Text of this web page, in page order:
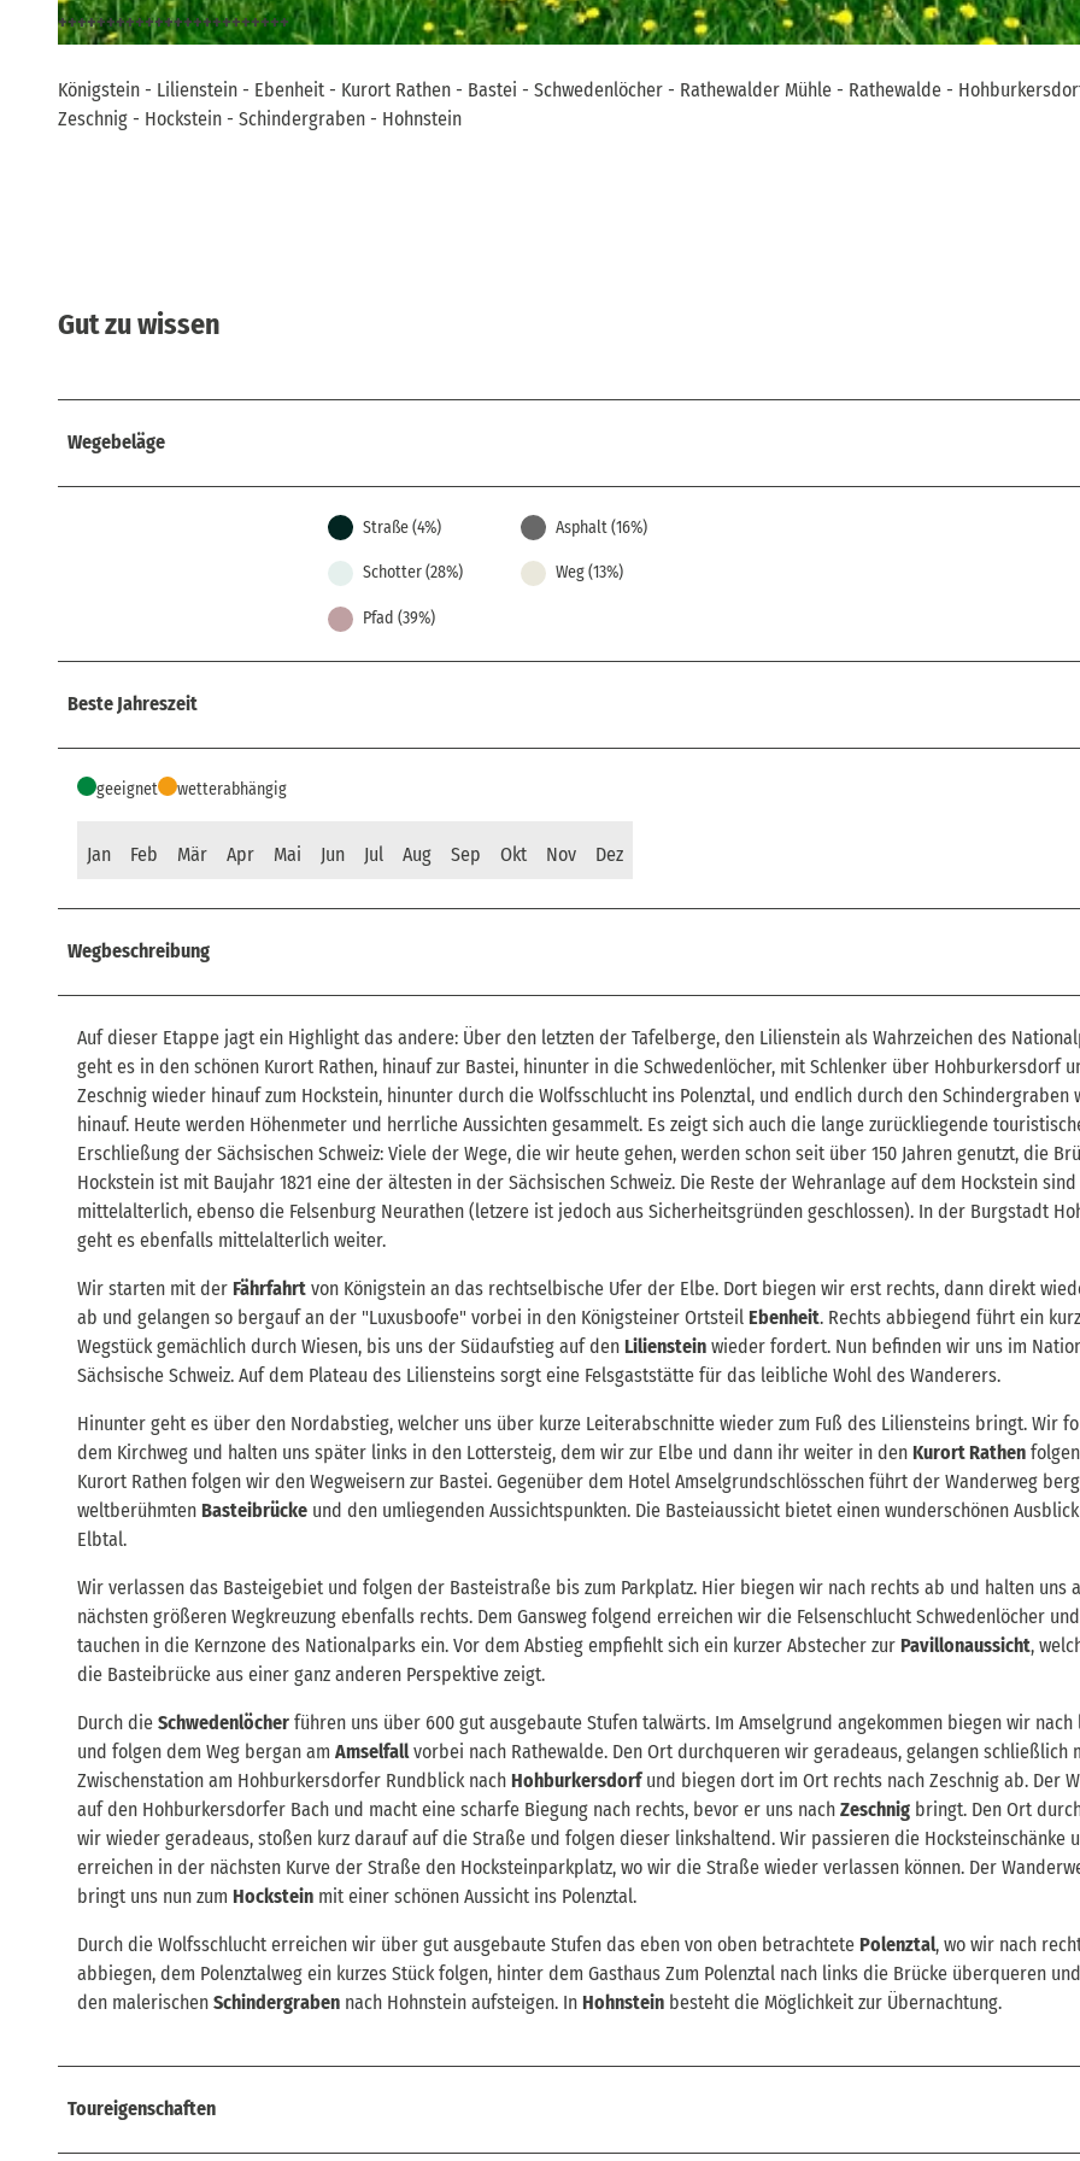
++++++++++++++++++++++++
Königstein - Lilienstein - Ebenheit - Kurort Rathen - Bastei - Schwedenlöcher - Rathewalder Mühle - Rathewalde -
Zeschnig - Hockstein - Schindergraben - Hohnstein
Gut zu wissen
Wegebeläge
Straße (4%) Asphalt (16%)
Schotter (28%) Weg (13%)
Pfad (39%)
Beste Jahreszeit
geeignet wetterabhängig
Jan Feb Mär Apr Mai Jun Jul Aug Sep Okt Nov Dez
Wegbeschreibung
Auf dieser Etappe jagt ein Highlight das andere: Über den letzten der Tafelberge, den Lilienstein als Wahrzeichen des
geht es in den schönen Kurort Rathen, hinauf zur Bastei, hinunter in die Schwedenlöcher, mit Schlenker über Hohburkersdorf
Zeschnig wieder hinauf zum Hockstein, hinunter durch die Wolfsschlucht ins Polenztal, und endlich durch den Schindergraben
hinauf. Heute werden Höhenmeter und herrliche Aussichten gesammelt. Es zeigt sich auch die lange zurückliegende
Erschließung der Sächsischen Schweiz: Viele der Wege, die wir heute gehen, werden schon seit über 150 Jahren genutzt, die
Hockstein ist mit Baujahr 1821 eine der ältesten in der Sächsischen Schweiz. Die Reste der Wehranlage auf dem Hockstein
mittelalterlich, ebenso die Felsenburg Neurathen (letzere ist jedoch aus Sicherheitsgründen geschlossen). In der Burgstadt
geht es ebenfalls mittelalterlich weiter.
Wir starten mit der Fährfahrt von Königstein an das rechtselbische Ufer der Elbe. Dort biegen wir erst rechts, dann direkt
ab und gelangen so bergauf an der "Luxusboofe" vorbei in den Königsteiner Ortsteil Ebenheit. Rechts abbiegend führt ein
Wegstück gemächlich durch Wiesen, bis uns der Südaufstieg auf den Lilienstein wieder fordert. Nun befinden wir uns im
Sächsische Schweiz. Auf dem Plateau des Liliensteins sorgt eine Felsgaststätte für das leibliche Wohl des Wanderers.
Hinunter geht es über den Nordabstieg, welcher uns über kurze Leiterabschnitte wieder zum Fuß des Liliensteins bringt. Wir
dem Kirchweg und halten uns später links in den Lottersteig, dem wir zur Elbe und dann ihr weiter in den Kurort Rathen
Kurort Rathen folgen wir den Wegweisern zur Bastei. Gegenüber dem Hotel Amselgrundschlösschen führt der Wanderweg
weltberühmten Basteibrücke und den umliegenden Aussichtspunkten. Die Basteiaussicht bietet einen wunderschönen
Elbtal.
Wir verlassen das Basteigebiet und folgen der Basteistraße bis zum Parkplatz. Hier biegen wir nach rechts ab und halten uns
nächsten größeren Wegkreuzung ebenfalls rechts. Dem Gansweg folgend erreichen wir die Felsenschlucht Schwedenlöcher und
tauchen in die Kernzone des Nationalparks ein. Vor dem Abstieg empfiehlt sich ein kurzer Abstecher zur Pavillonaussicht,
die Basteibrücke aus einer ganz anderen Perspektive zeigt.
Durch die Schwedenlöcher führen uns über 600 gut ausgebaute Stufen talwärts. Im Amselgrund angekommen biegen wir nach
und folgen dem Weg bergan am Amselfallvorbei nach Rathewalde. Den Ort durchqueren wir geradeaus, gelangen schließlich
Zwischenstation am Hohburkersdorfer Rundblick nach Hohburkersdorfund biegen dort im Ort rechts nach Zeschnig ab. Der
auf den Hohburkersdorfer Bach und macht eine scharfe Biegung nach rechts, bevor er uns nach Zeschnig bringt. Den Ort
wir wieder geradeaus, stoßen kurz darauf auf die Straße und folgen dieser linkshaltend. Wir passieren die Hocksteinschänke
erreichen in der nächsten Kurve der Straße den Hocksteinparkplatz, wo wir die Straße wieder verlassen können. Der
bringt uns nun zum Hockstein mit einer schönen Aussicht ins Polenztal.
Durch die Wolfsschlucht erreichen wir über gut ausgebaute Stufen das eben von oben betrachtete Polenztal, wo wir nach
abbiegen, dem Polenztalweg ein kurzes Stück folgen, hinter dem Gasthaus Zum Polenztal nach links die Brücke überqueren
den malerischen Schindergraben nach Hohnstein aufsteigen. In Hohnstein besteht die Möglichkeit zur Übernachtung.
Toureigenschaften